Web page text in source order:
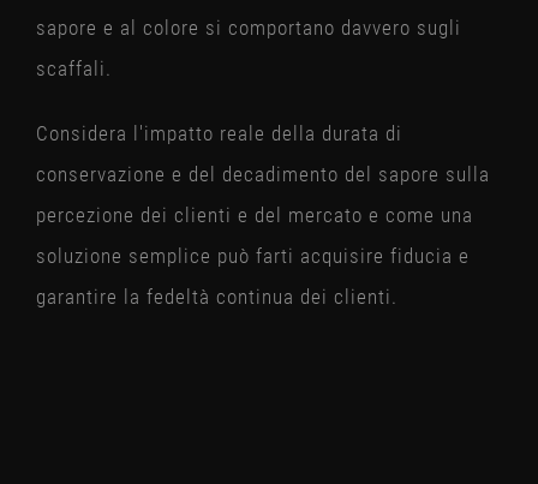
sapore e al colore si comportano davvero sugli
scaffali.
Considera l'impatto reale della durata di
conservazione e del decadimento del sapore sulla
percezione dei clienti e del mercato e come una
soluzione semplice può farti acquisire fiducia e
garantire la fedeltà continua dei clienti.